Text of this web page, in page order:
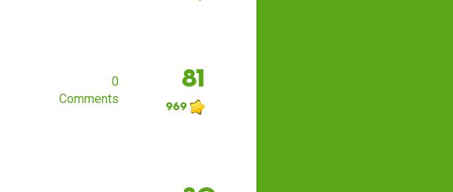
0
Comments
81
969